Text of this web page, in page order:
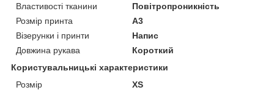
Властивості тканини
Повітропроникність
Розмір принта
А3
Візерунки і принти
Напис
Довжина рукава
Короткий
Користувальницькі характеристики
Розмір
XS